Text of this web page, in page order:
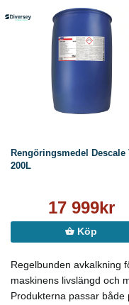
Rengöringsmedel Descale
200L
17 999kr
Köp
Regelbunden avkalkning
maskinens livslängd och
Produkterna passar